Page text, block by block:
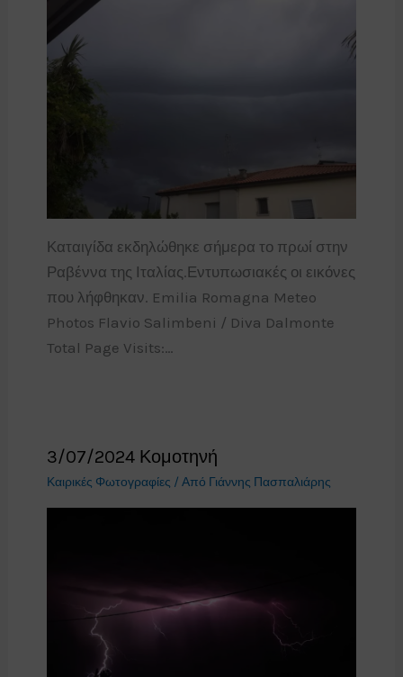
Καταιγίδα εκδηλώθηκε σήμερα το πρωί στην
Ραβέννα της Ιταλίας.Εντυπωσιακές οι εικόνες
που λήφθηκαν. Emilia Romagna Meteo
Photos Flavio Salimbeni / Diva Dalmonte
Total Page Visits:…
3/07/2024 Κομοτηνή
Καιρικές Φωτογραφίες / Από Γιάννης Πασπαλιάρης